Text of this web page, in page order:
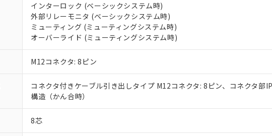
インターロック (ベーシックシステム時)
外部リレーモニタ (ベーシックシステム時)
ミューティング (ミューティングシステム時)
オーバーライド (ミューティングシステム時)
M12コネクタ: 8ピン
コネクタ付きケーブル引き出しタイプ M12コネクタ: 8ピン、コネクタ部
構造（かん合時）
8芯